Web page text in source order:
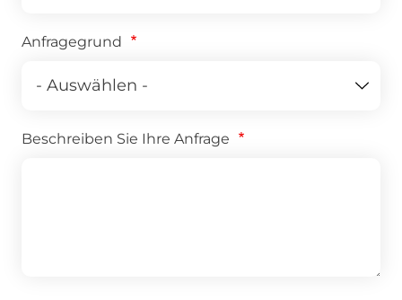
Anfragegrund
Beschreiben Sie Ihre Anfrage